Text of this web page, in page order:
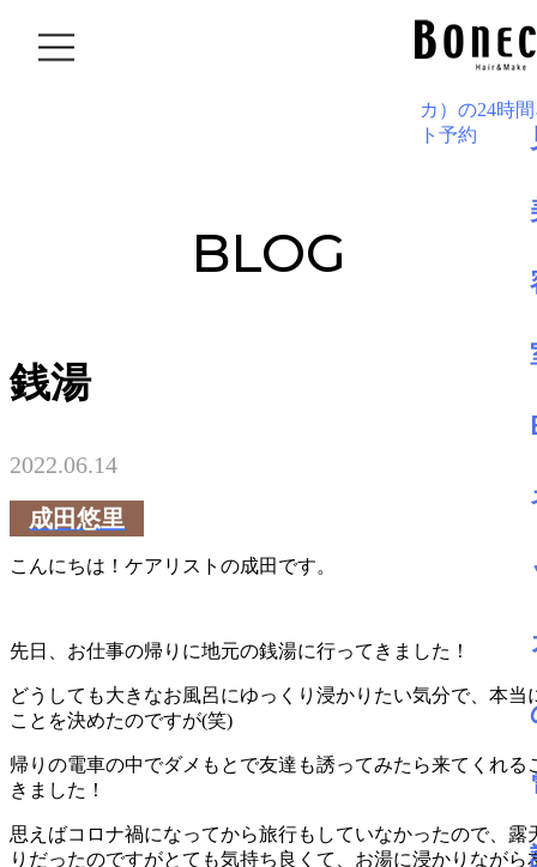
BLOG
銭湯
2022.06.14
成田悠里
こんにちは！ケアリストの成田です。
先日、お仕事の帰りに地元の銭湯に行ってきました！
どうしても大きなお風呂にゆっくり浸かりたい気分で、本当
ことを決めたのですが(笑)
帰りの電車の中でダメもとで友達も誘ってみたら来てくれる
きました！
思えばコロナ禍になってから旅行もしていなかったので、露
りだったのですがとても気持ち良くて、お湯に浸かりながら